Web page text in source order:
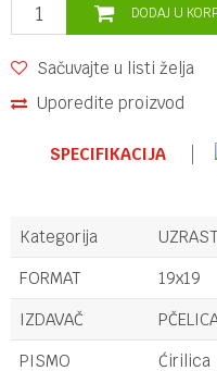
DODAJ U
Sačuvajte u listi želja
Uporedite proizvod
SPECIFIKACIJA
Kategorija
FORMAT
19x19
IZDAVAČ
PISMO
Ćirilica